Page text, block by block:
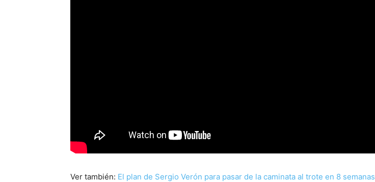
Ver también: El plan de Sergio Verón para pasar de la caminata al trote en 8 semanas